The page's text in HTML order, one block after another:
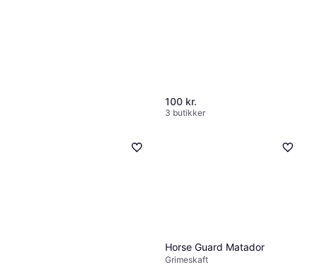
100 kr.
3 butikker
Horse Guard Matador
Grimeskaft